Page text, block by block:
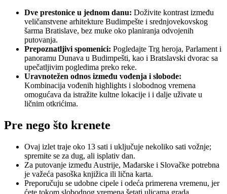
Dve prestonice u jednom danu: Doživite kontrast između
veličanstvene arhitekture Budimpešte i srednjovekovskog
šarma Bratislave, bez muke oko planiranja odvojenih
putovanja.
Prepoznatljivi spomenici: Pogledajte Trg heroja, Parlament i
panoramu Dunava u Budimpešti, kao i Bratslavski dvorac sa
upečatljivim pogledima preko reke.
Uravnotežen odnos između vođenja i slobode:
Kombinacija vođenih highlights i slobodnog vremena
omogućava da istražite kultne lokacije i i dalje uživate u
ličnim otkrićima.
Pre nego što krenete
Ovaj izlet traje oko 13 sati i uključuje nekoliko sati vožnje;
spremite se za dug, ali isplativ dan.
Za putovanje između Austrije, Mađarske i Slovačke potrebna
je važeća pasoška knjižica ili lična karta.
Preporučuju se udobne cipele i odeća primerena vremenu, jer
ćete tokom slobodnog vremena šetati ulicama grada.